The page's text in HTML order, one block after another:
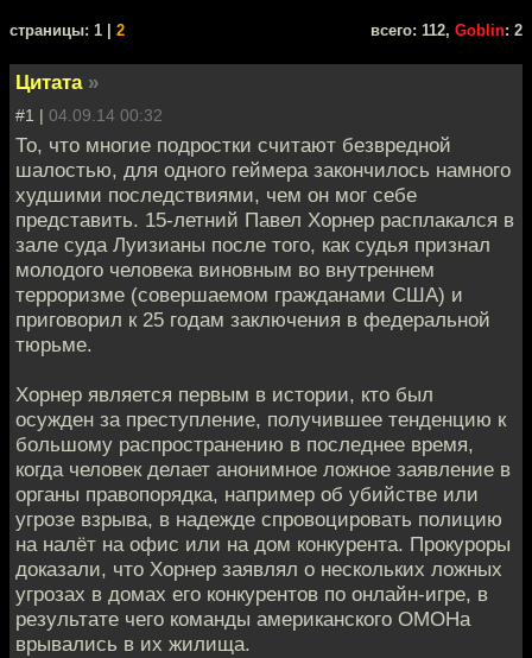
cтраницы: 1 | 2 всего: 112, Goblin: 2
Цитата »
#1 | 04.09.14 00:32
То, что многие подростки считают безвредной
шалостью, для одного геймера закончилось намного
худшими последствиями, чем он мог себе
представить. 15-летний Павел Хорнер расплакался в
зале суда Луизианы после того, как судья признал
молодого человека виновным во внутреннем
терроризме (совершаемом гражданами США) и
приговорил к 25 годам заключения в федеральной
тюрьме.
Хорнер является первым в истории, кто был
осужден за преступление, получившее тенденцию к
большому распространению в последнее время,
когда человек делает анонимное ложное заявление в
органы правопорядка, например об убийстве или
угрозе взрыва, в надежде спровоцировать полицию
на налёт на офис или на дом конкурента. Прокуроры
доказали, что Хорнер заявлял о нескольких ложных
угрозах в домах его конкурентов по онлайн-игре, в
результате чего команды американского ОМОНа
врывались в их жилища.